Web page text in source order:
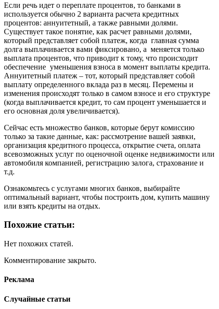
Если речь идет о переплате процентов, то банками в
используется обычно 2 варианта расчета кредитных
процентов: аннуитетный, а также равными долями.
Существует такое понятие, как расчет равными долями,
который представляет собой платеж, когда главная сумма
долга выплачивается вами фиксировано, а меняется только
выплата процентов, что приводит к тому, что происходит
обеспечение уменьшения взноса в момент выплаты кредита.
Аннуитетный платеж – тот, который представляет собой
выплату определенного вклада раз в месяц. Перемены и
изменения происходят только в самом взносе и его структуре
(когда выплачивается кредит, то сам процент уменьшается и
его основная доля увеличивается).
Сейчас есть множество банков, которые берут комиссию
только за такие данные, как: рассмотрение вашей заявки,
организация кредитного процесса, открытие счета, оплата
всевозможных услуг по оценочной оценке недвижимости или
автомобиля компанией, регистрацию залога, страхование и
т.д.
Ознакомьтесь с услугами многих банков, выбирайте
оптимальный вариант, чтобы построить дом, купить машину
или взять кредиты на отдых.
Похожие статьи:
Нет похожих статей.
Комментирование закрыто.
Реклама
Случайные статьи